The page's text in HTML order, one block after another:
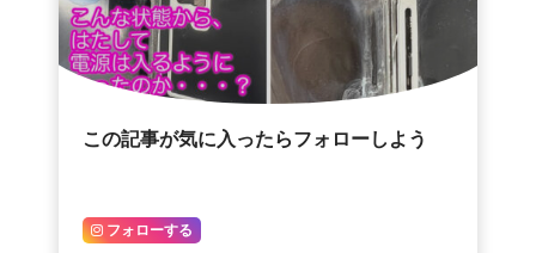
この記事が気に入ったらフォローしよう
フォローする